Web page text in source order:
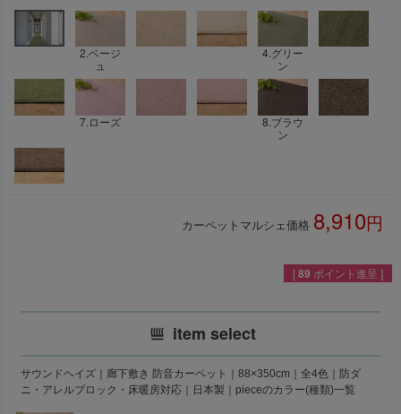
2.ベージ
ュ
4.グリー
ン
7.ローズ
8.ブラウ
ン
カーペットマルシェ価格 8,910
[89 ポイント進呈 ]
item select
サウンドヘイズ｜廊下敷き 防音カーペット｜88×350cm｜全4色｜防ダ
ニ・アレルブロック・床暖房対応｜日本製｜pieceのカラー(種類)一覧